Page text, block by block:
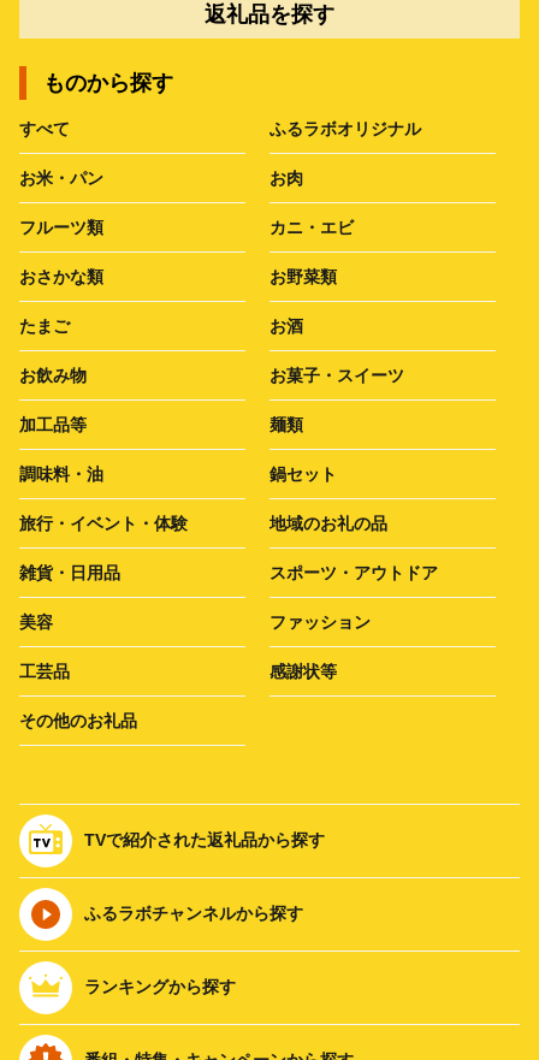
返礼品を探す
ものから探す
すべて ふるラボオリジナル
お米・パン お肉
フルーツ類 カニ・エビ
おさかな類 お野菜類
たまご お酒
お飲み物 お菓子・スイーツ
加工品等 麺類
調味料・油 鍋セット
旅行・イベント・体験 地域のお礼の品
雑貨・日用品 スポーツ・アウトドア
美容 ファッション
工芸品 感謝状等
その他のお礼品
TVで紹介された返礼品から探す
ふるラボチャンネルから探す
ランキングから探す